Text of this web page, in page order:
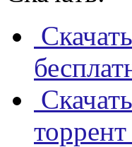
торрент